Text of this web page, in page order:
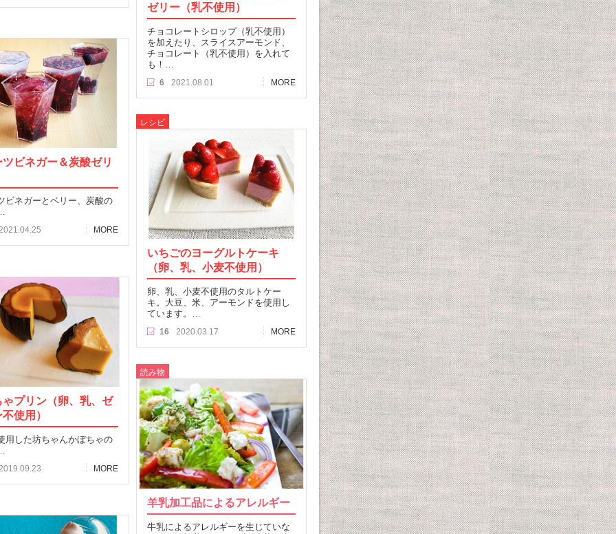
ゼリー（乳不使用）
チョコレートシロップ（乳不使用）
を加えたり、スライスアーモンド、
チョコレート（乳不使用）を入れて
も！…
6 2021.08.01 MORE
ビネガー＆炭酸ゼリ
ビネガーとベリー、炭酸の
MORE
レシピ
いちごのヨーグルトケーキ
（卵、乳、小麦不使用）
卵、乳、小麦不使用のタルトケー
キ。大豆、米、アーモンドを使用し
ています。…
16 2020.03.17 MORE
ゃプリン（卵、乳、ゼ
使用）
用した坊ちゃんかぼちゃの
MORE
読み物
羊乳加工品によるアレルギー
牛乳によるアレルギーを生じていな